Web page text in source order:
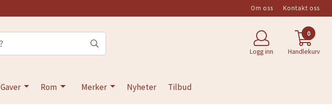
Om oss Kontakt oss
Logg inn
0
Handlekurv
Gaver Rom Merker Nyheter Tilbud